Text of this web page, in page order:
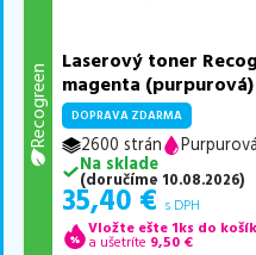
Recogreen
Laserový toner
magenta (purpurová)
DOPRAVA ZDARMA
2600 strán
Purpurová
Na sklade
(doručíme 10.08.2026)
35,40 € s DPH
Vložte ešte 1ks do
a ušetríte 9,50 €